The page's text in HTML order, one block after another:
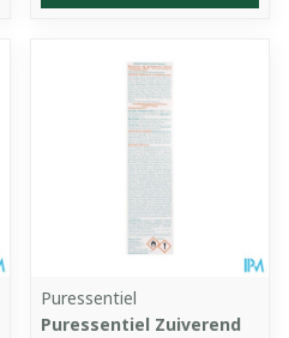
Puressentiel
Puressentiel Zuiverend